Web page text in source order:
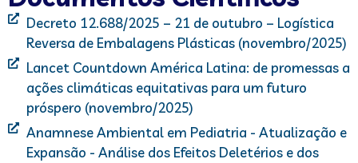
Decreto 12.688/2025 – 21 de outubro – Logística
Reversa de Embalagens Plásticas (novembro/2025)
Lancet Countdown América Latina: de promessas a
ações climáticas equitativas para um futuro
próspero (novembro/2025)
Anamnese Ambiental em Pediatria - Atualização e
Expansão - Análise dos Efeitos Deletérios e dos